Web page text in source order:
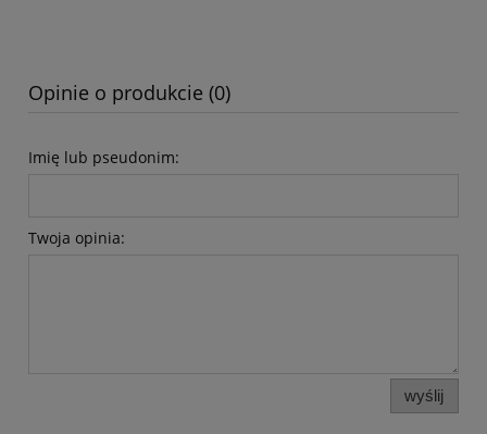
Opinie o produkcie (0)
Imię lub pseudonim:
Twoja opinia:
wyślij